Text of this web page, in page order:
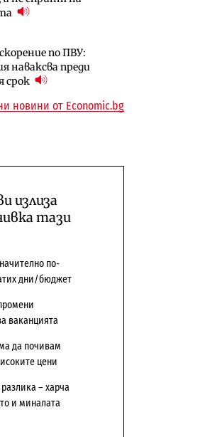
по ПВУ:
наваксва преди
срок
ТЕЦ „Марица
работи с 5 блока
ще строи огромен
и отбранителен
Доброславци
новини от Economic.bg
излиза
тази
по-
дни/бюджет
ваканцията
да почивам
цени
– харча
и миналата